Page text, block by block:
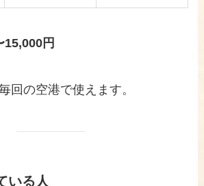
15,000円
回の空港で使えます。
いる人